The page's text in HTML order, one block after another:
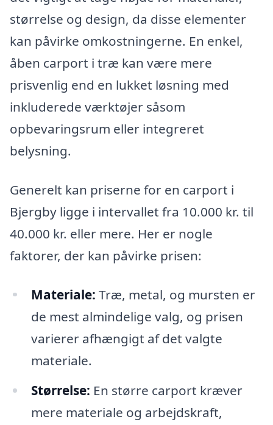
størrelse og design, da disse elementer
kan påvirke omkostningerne. En enkel,
åben carport i træ kan være mere
prisvenlig end en lukket løsning med
inkluderede værktøjer såsom
opbevaringsrum eller integreret
belysning.
Generelt kan priserne for en carport i
Bjergby ligge i intervallet fra 10.000 kr. til
40.000 kr. eller mere. Her er nogle
faktorer, der kan påvirke prisen:
Materiale: Træ, metal, og mursten er
de mest almindelige valg, og prisen
varierer afhængigt af det valgte
materiale.
Størrelse: En større carport kræver
mere materiale og arbejdskraft,